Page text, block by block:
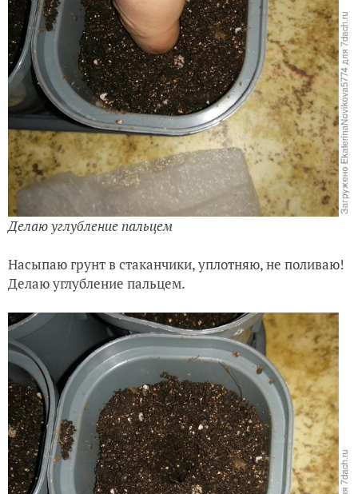
«Фитоспорина» для рассады, что на фото.
Делаю углубление пальцем
Насыпаю грунт в стаканчики, уплотняю, не поливаю!
Делаю углубление пальцем.